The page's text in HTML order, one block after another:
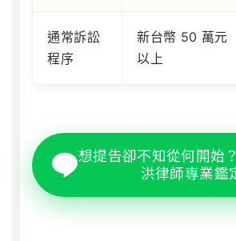
通常訴訟
程序
新台幣 50 萬元
以上
想提告卻不知從何開始
洪律師專業鑑